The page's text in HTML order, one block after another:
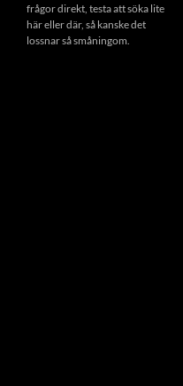
frågor direkt, testa att söka lite
här eller där, så kanske det
lossnar så småningom.